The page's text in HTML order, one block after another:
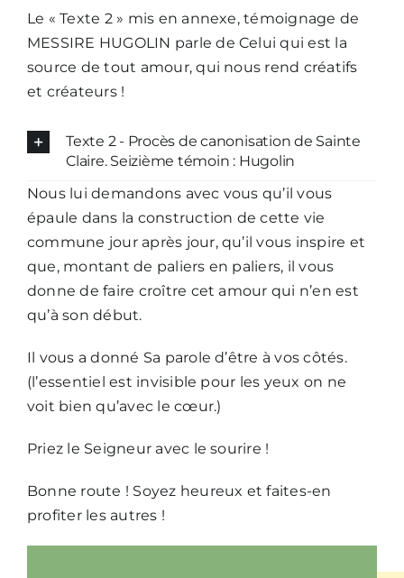
Le « Texte 2 » mis en annexe, témoignage de
MESSIRE HUGOLIN parle de Celui qui est la
source de tout amour, qui nous rend créatifs
et créateurs !
Texte 2 - Procès de canonisation de Sainte
Claire. Seizième témoin : Hugolin
Nous lui demandons avec vous qu’il vous
épaule dans la construction de cette vie
commune jour après jour, qu’il vous inspire et
que, montant de paliers en paliers, il vous
donne de faire croître cet amour qui n’en est
qu’à son début.
Il vous a donné Sa parole d’être à vos côtés.
(l’essentiel est invisible pour les yeux on ne
voit bien qu’avec le cœur.)
Priez le Seigneur avec le sourire !
Bonne route ! Soyez heureux et faites-en
profiter les autres !